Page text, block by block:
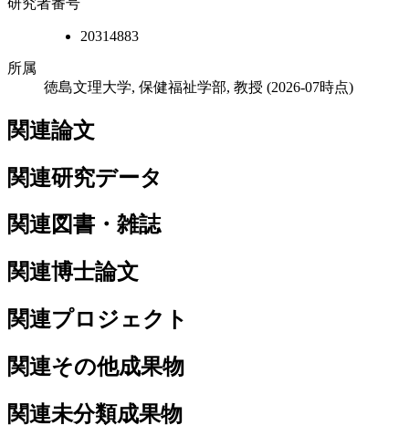
20314883
所属
徳島文理大学, 保健福祉学部, 教授 (2026-07時点)
関連論文
関連研究データ
関連図書・雑誌
関連博士論文
関連プロジェクト
関連その他成果物
関連未分類成果物